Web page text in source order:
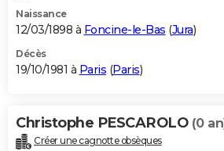
Naissance
12/03/1898 à Foncine-le-Bas (Jura)
Décès
19/10/1981 à Paris (Paris)
Christophe PESCAROLO (0
Créer une cagnotte obsèques